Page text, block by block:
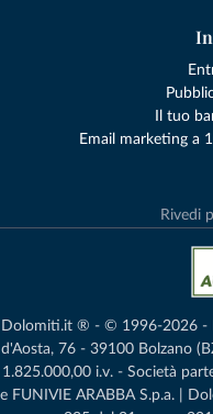
Il tuo
Email marketing a
Rivedi
Dolomiti.it ® - © 1996-2026 -
d'Aosta, 76 - 39100 Bolzano
1.825.000,00 i.v. - Società
e FUNIVIE ARABBA S.p.a. |